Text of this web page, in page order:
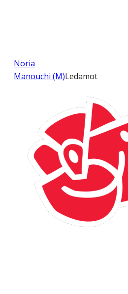
Noria
Manouchi (M)Ledamot